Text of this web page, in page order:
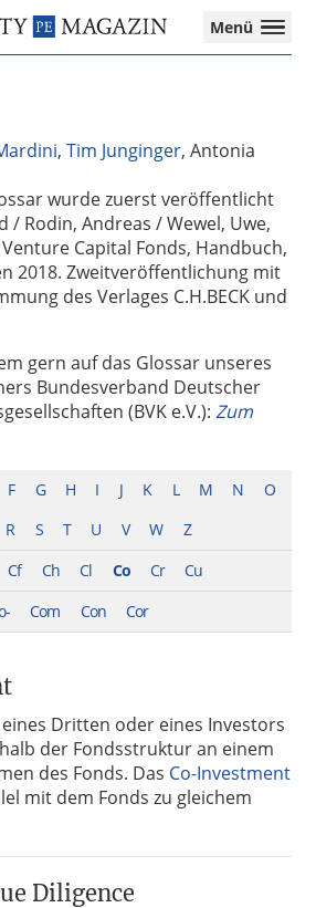
Menü
,Tim Junginger, Antonia
wurde zuerst veröffentlicht
/ Rodin, Andreas / Wewel, Uwe,
Capital Fonds, Handbuch,
2018. Zweitveröffentlichung mit
des Verlages C.H.BECK und
gern auf das Glossar unseres
Bundesverband Deutscher
(BVK e.V.):Zum
F G H I J K L M N
O
R S T U V W
Z
Cf Ch Cl Co Cr
Cu
Com Con Cor
Dritten oder eines Investors
der Fondsstruktur an einem
des Fonds. Das Co-Investment
mit dem Fonds zu gleichem
Diligence